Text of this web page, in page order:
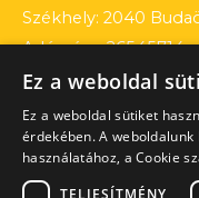
Székhely: 2040
Adószám: 26545714 –
Cégjegyzékszám: 13
Számlaszám:
Ez a weboldal
Ez a weboldal sütiket
érdekében. A
használatához, a Cookie
TELJESÍTMÉNY